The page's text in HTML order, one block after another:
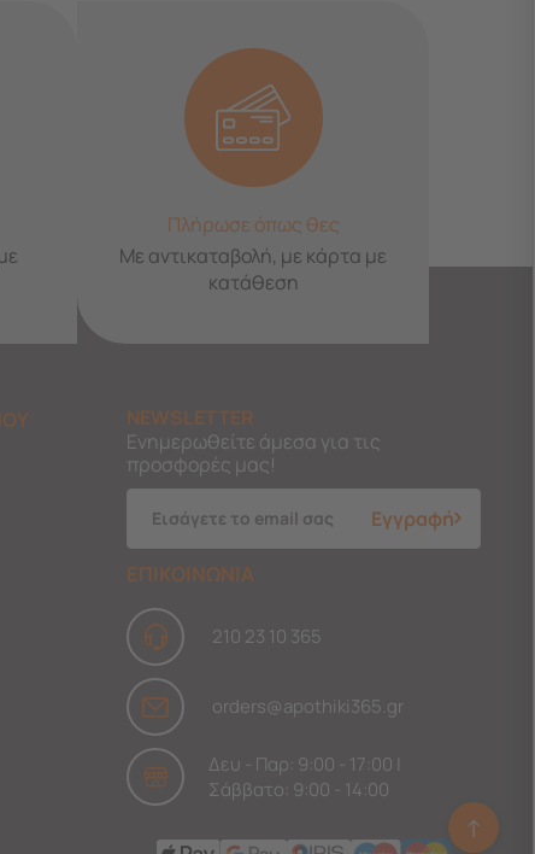
Πλήρωσε όπως θες
Με αντικαταβολή, με κάρτα με
κατάθεση
NEWSLETTER
Ενημερωθείτε άμεσα για τις
προσφορές μας!
Εγγραφή
ΕΠΙΚΟΙΝΩΝΙΑ
210 23 10 365
orders@apothiki365.gr
Δευ - Παρ: 9:00 - 17:00 |
Σάββατο: 9:00 - 14:00
↑